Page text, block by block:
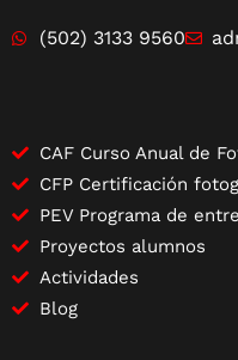
(502) 3133 9560
CAF Curso Anual de
CFP Certificación
PEV Programa de
Proyectos alumnos
Actividades
Blog